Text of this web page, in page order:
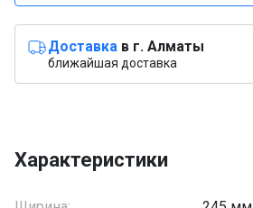
Доставка в г. Алматы
ближайшая доставка
Характеристики